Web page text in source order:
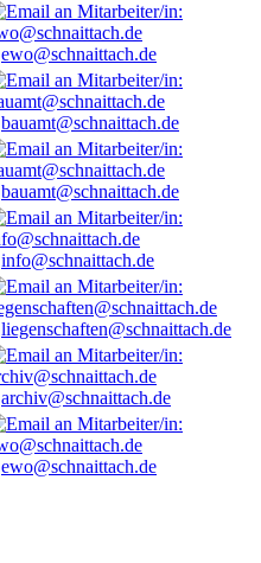
ewo@schnaittach.de
bauamt@schnaittach.de
bauamt@schnaittach.de
info@schnaittach.de
liegenschaften@schnaittach.de
archiv@schnaittach.de
ewo@schnaittach.de